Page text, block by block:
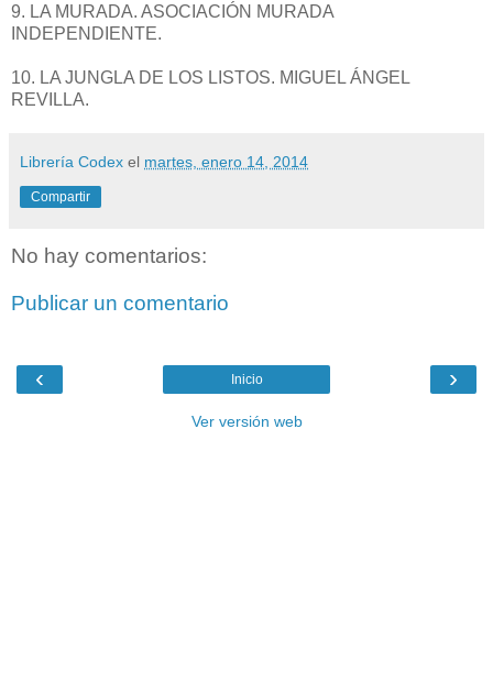
9. LA MURADA. ASOCIACIÓN MURADA
INDEPENDIENTE.
10. LA JUNGLA DE LOS LISTOS. MIGUEL ÁNGEL
REVILLA.
Librería Codex el martes, enero 14, 2014
Compartir
No hay comentarios:
Publicar un comentario
‹ ›
Inicio
Ver versión web